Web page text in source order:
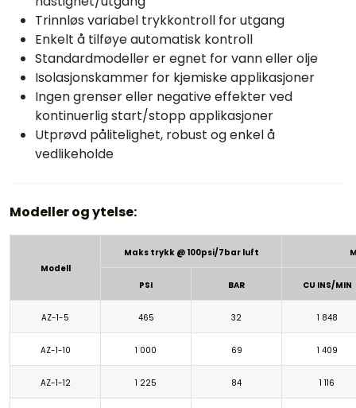
Trinnløs variabel trykkontroll for utgang
Enkelt å tilføye automatisk kontroll
Standardmodeller er egnet for vann eller olje
Isolasjonskammer for kjemiske applikasjoner
Ingen grenser eller negative effekter ved
kontinuerlig start/stopp applikasjoner
Utprøvd pålitelighet, robust og enkel å
vedlikeholde
Modeller og ytelse:
Modell
Maks trykk @ 100psi/7bar luft
PSI BAR CU INS/MIN
AZ-1-5 465 32 1 848
AZ-1-10 1 000 69 1 409
AZ-1-12 1 225 84 1 116